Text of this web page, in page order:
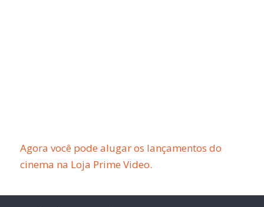
Agora você pode alugar os lançamentos do
cinema na Loja Prime Video.